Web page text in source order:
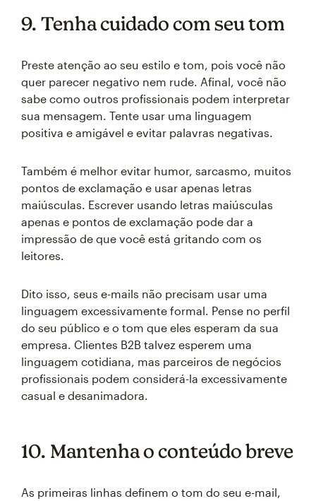
9. Tenha cuidado com seu tom
Preste atenção ao seu estilo e tom, pois você não
quer parecer negativo nem rude. Afinal, você não
sabe como outros profissionais podem interpretar
sua mensagem. Tente usar uma linguagem
positiva e amigável e evitar palavras negativas.
Também é melhor evitar humor, sarcasmo, muitos
pontos de exclamação e usar apenas letras
maiúsculas. Escrever usando letras maiúsculas
apenas e pontos de exclamação pode dar a
impressão de que você está gritando com os
leitores.
Dito isso, seus e-mails não precisam usar uma
linguagem excessivamente formal. Pense no perfil
do seu público e o tom que eles esperam da sua
empresa. Clientes B2B talvez esperem uma
linguagem cotidiana, mas parceiros de negócios
profissionais podem considerá-la excessivamente
casual e desanimadora.
10. Mantenha o conteúdo breve
As primeiras linhas definem o tom do seu e-mail,